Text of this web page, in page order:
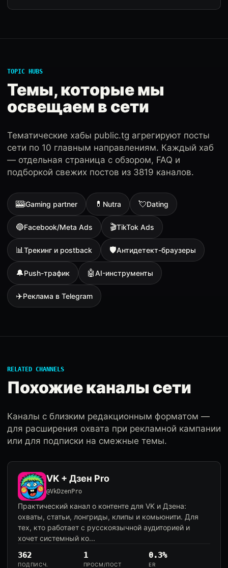
TOPIC HUBS
Темы, которые мы
освещаем в сети
Тематические хабы public.tg агрегируют посты
сети по 10 главным направлениям. Каждый хаб
— отдельная страница с обзором, FAQ и
подборкой свежих постов из 3819 каналов.
🎰iGaming partner 💊 Nutra 💘Dating
🔵Facebook/Meta Ads 🎬TikTok Ads
📊Трекинг и postback 🛡Антидетект-браузеры
🔔Push-трафик 🤖AI-инструменты
✈️Реклама в Telegram
RELATED CHANNELS
Похожие каналы сети
Каналы с близким редакционным форматом —
для расширения охвата при рекламной кампании
или для подписки на смежные темы.
VK + Дзен Pro
@VkDzenPro
Практический канал о контенте для VK и Дзена:
охваты, статьи, лонгриды, клипы и комьюнити. Для
тех, кто работает с русскоязычной аудиторией и
хочет системный ко...
362
ПОДПИСЧ.
1
ПРОСМ/ПОСТ
0.3%
ER